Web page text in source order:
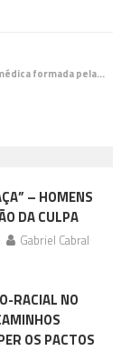
formada pela…
– HOMENS
DA CULPA
Gabriel Cabral
RACIAL NO
OS PACTOS